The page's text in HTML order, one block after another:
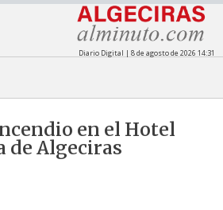
Diario Digital | 8 de agosto de 2026 14:31
en el Hotel
de Algeciras